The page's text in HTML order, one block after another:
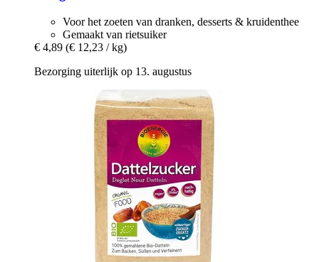
Voor het zoeten van dranken, desserts & kruidenthee
Gemaakt van rietsuiker
€ 4,89 (€ 12,23 / kg)
Bezorging uiterlijk op 13. augustus